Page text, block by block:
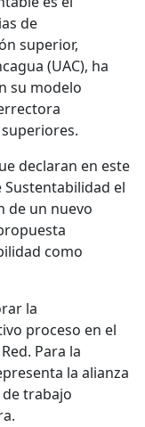
de
superior,
(UAC), ha
su modelo
declaran en este
Sustentabilidad el
de un nuevo
como
la
proceso en el
Para la
la alianza
de trabajo